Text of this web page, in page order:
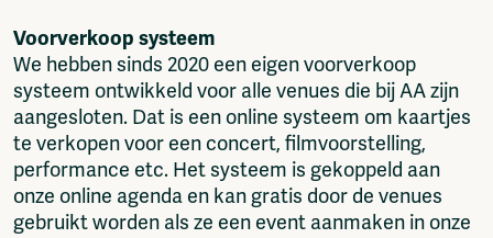
Voorverkoop systeem
We hebben sinds 2020 een eigen voorverkoop
systeem ontwikkeld voor alle venues die bij AA zijn
aangesloten. Dat is een online systeem om kaartjes
te verkopen voor een concert, filmvoorstelling,
performance etc. Het systeem is gekoppeld aan
onze online agenda en kan gratis door de venues
gebruikt worden als ze een event aanmaken in onze